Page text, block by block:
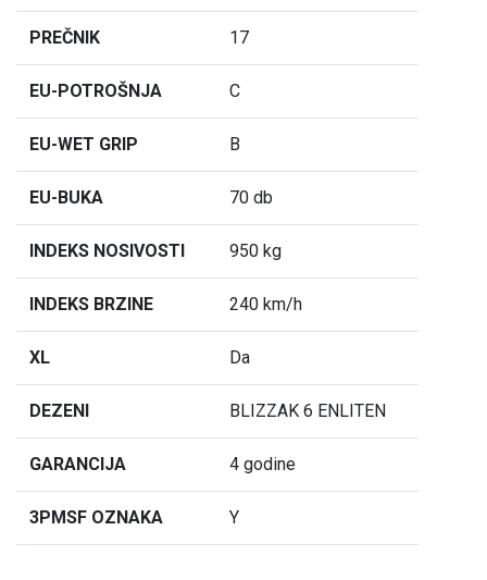
PREČNIK 17
EU-POTROŠNJA C
EU-WET GRIP B
EU-BUKA 70 db
INDEKS NOSIVOSTI 950 kg
INDEKS BRZINE 240 km/h
XL Da
DEZENI BLIZZAK 6 ENLITEN
GARANCIJA 4 godine
3PMSF OZNAKA Y